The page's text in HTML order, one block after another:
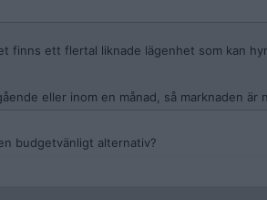
finns ett flertal liknade lägenhet som kan
eller inom en månad, så marknaden är
budgetvänligt alternativ?